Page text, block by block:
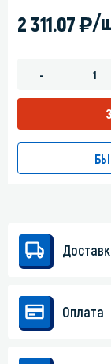
2 311.07)/
-
Оплата